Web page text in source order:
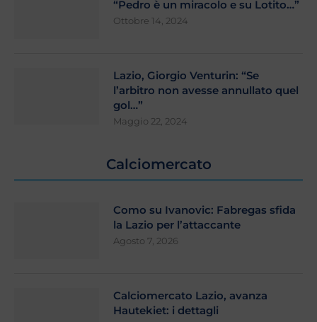
“Pedro è un miracolo e su Lotito…”
Ottobre 14, 2024
Lazio, Giorgio Venturin: “Se
l’arbitro non avesse annullato quel
gol…”
Maggio 22, 2024
Calciomercato
Como su Ivanovic: Fabregas sfida
la Lazio per l’attaccante
Agosto 7, 2026
Calciomercato Lazio, avanza
Hautekiet: i dettagli